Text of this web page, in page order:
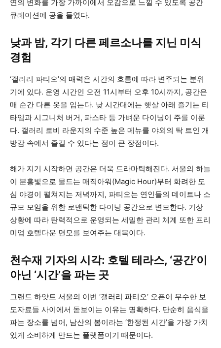
연의 변화를 가장 가까이에서 오감으로 느낄 수 있도록 공간
큐레이션에 공을 들였다.
낮과 밤, 각기 다른 페르소나를 지닌 미식
경험
‘갤러리 파티오’의 매력은 시간의 흐름에 따라 변주되는 분위
기에 있다. 운영 시간인 오전 11시부터 오후 10시까지, 공간은
매 순간 다른 옷을 입는다. 낮 시간대에는 햇살 아래 즐기는 티
타임과 시그니처 버거, 파스타 등 가벼운 다이닝이 주를 이룬
다. 갤러리 로비 라운지의 수준 높은 메뉴를 야외의 탁 트인 개
방감 속에서 즐길 수 있다는 점이 큰 장점이다.
해가 지기 시작하면 공간은 더욱 드라마틱해진다. 서울의 하늘
이 분홍빛으로 물드는 매직아워(Magic Hour)부터 화려한 도
심 야경이 펼쳐지는 저녁까지, 파티오는 연인들의 데이트나 소
규모 모임을 위한 로맨틱한 다이닝 공간으로 변모한다. 기상
상황에 따라 탄력적으로 운영되는 세밀한 관리 체계 또한 프리
미엄 호텔다운 면모를 보여주는 대목이다.
천수재 기자의 시각: 호텔 테라스, ‘공간’이
아닌 ‘시간’을 파는 곳
그랜드 하얏트 서울의 이번 ‘갤러리 파티오’ 오픈이 무수한 보
도자료들 사이에서 돋보이는 이유는 명확하다. 단순히 음식을
파는 장소를 넘어, 남산의 봄이라는 ‘한정된 시간’을 가장 가치
있게 소비하게 만드는 플랫폼이기 때문이다.